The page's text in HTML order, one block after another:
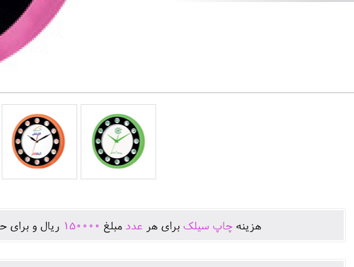
هزينه چاپ سیلک برای هر عدد مبلغ 150000 ريال و برای